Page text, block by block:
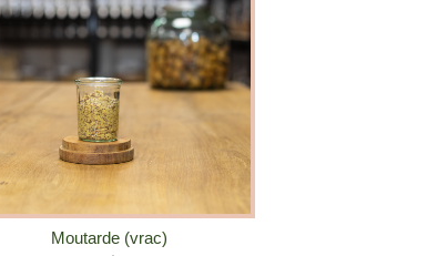
Moutarde (vrac)